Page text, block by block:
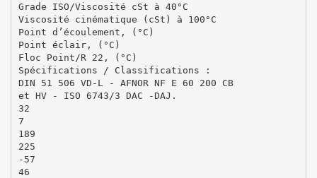
Grade ISO/Viscosité cSt à 40°C
Viscosité cinématique (cSt) à 100°C
Point d’écoulement, (°C)
Point éclair, (°C)
Floc Point/R 22, (°C)
Spécifications / Classifications :
DIN 51 506 VD-L - AFNOR NF E 60 200 CB
et HV - ISO 6743/3 DAC -DAJ.
32
7
189
225
-57
46